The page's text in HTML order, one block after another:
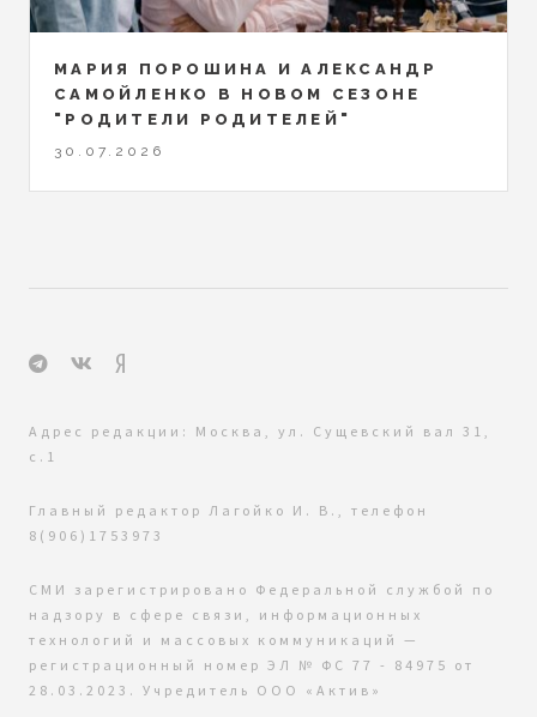
МАРИЯ ПОРОШИНА И АЛЕКСАНДР
САМОЙЛЕНКО В НОВОМ СЕЗОНЕ
"РОДИТЕЛИ РОДИТЕЛЕЙ"
30.07.2026
Адрес редакции: Москва, ул. Сущевский вал 31,
с.1
Главный редактор Лагойко И. В., телефон
8(906)1753973
СМИ зарегистрировано Федеральной службой по
надзору в сфере связи, информационных
технологий и массовых коммуникаций —
регистрационный номер ЭЛ № ФС 77 - 84975 от
28.03.2023. Учредитель ООО «Актив»